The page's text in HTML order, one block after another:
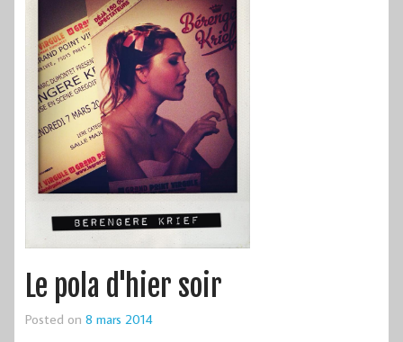
Le pola d'hier soir
Posted on 8 mars 2014